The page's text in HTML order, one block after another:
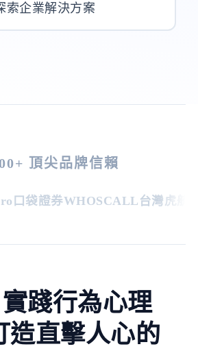
索企業解決方案
頂尖品牌信賴
袋證券WHOSCALL台灣虎航
踐行為心理
造直擊人心的